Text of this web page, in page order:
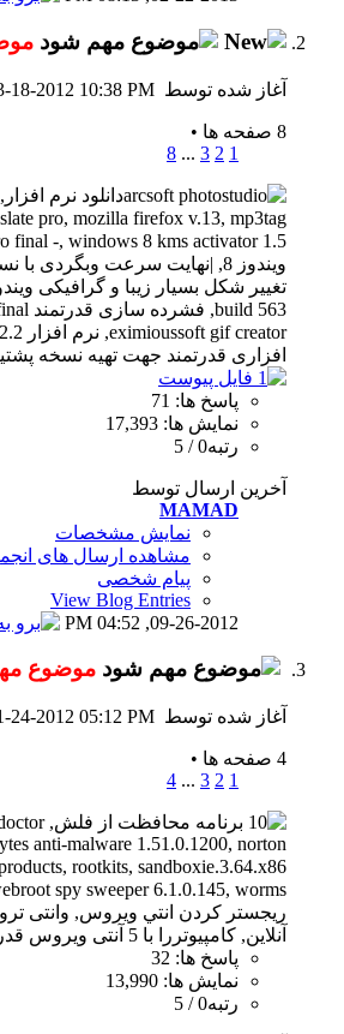
آغاز شده توسط 18-2012 10:38 PM
8 صفحه ها
•
1
2
3
...
8
پاسخ ها: 71
نمایش ها: 17,393
رتبه0 / 5
آخرین ارسال توسط
MAMAD
نمایش مشخصات
مشاهده ارسال های
پیام شخصی
View Blog Entries
09-26-2012,
04:52 PM
موضوع
آغاز شده توسط 24-2012 05:12 PM
4 صفحه ها
•
1
2
3
...
4
پاسخ ها: 32
نمایش ها: 13,990
رتبه0 / 5